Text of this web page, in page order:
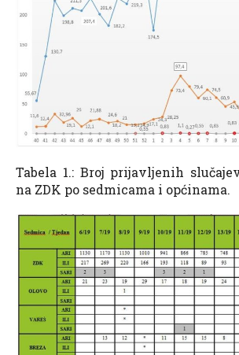
Tabela 1.: Broj prijavljenih
na ZDK po sedmicama i općinama.